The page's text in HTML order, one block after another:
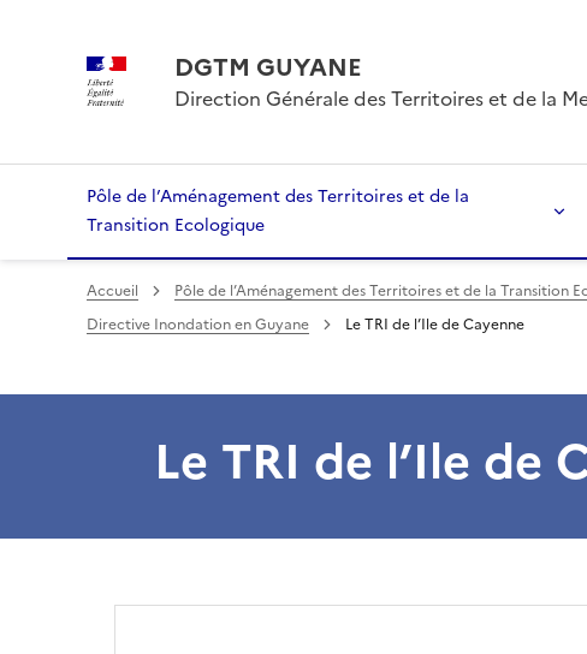
DGTM GUYANE
Direction Générale des Territoires et de la
Pôle de l’Aménagement des Territoires et de la
Transition Ecologique
Accueil Pôle de l’Aménagement des Territoires et de la Transition
Directive Inondation en Guyane
Le TRI de l’Ile de Cayenne
Le TRI de l’Ile de